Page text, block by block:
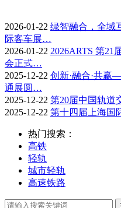
2026-01-22 绿智融合，全域
际客车展…
2026-01-22 2026ARTS 第21
会正式…
2025-12-22 创新·融合·共赢
通展圆…
2025-12-22 第20届中国轨道
2025-12-22 第十四届上海国
热门搜索：
高铁
轻轨
城市轻轨
高速铁路